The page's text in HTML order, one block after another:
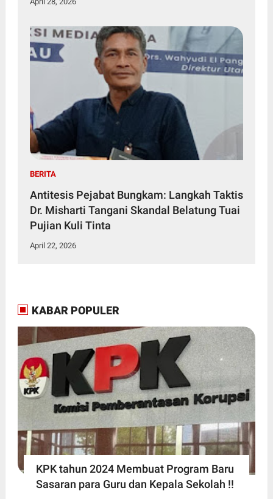
BERITA
Antitesis Pejabat Bungkam: Langkah Taktis
Dr. Misharti Tangani Skandal Belatung Tuai
Pujian Kuli Tinta
April 22, 2026
KABAR POPULER
KPK tahun 2024 Membuat Program Baru
Sasaran para Guru dan Kepala Sekolah !!